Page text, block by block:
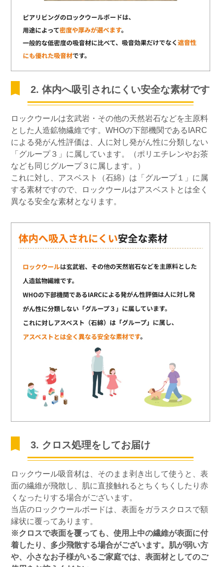
2. 体内へ吸引されにくい安全な素材です
ロックウールは玄武岩・その他の天然岩石などを主原料
とした人造鉱物繊維です。WHOの下部機関であるIARC
による発がん性評価は、人に対し発がん性に分類しない
「グループ３」に属しています。（ポリエチレンやお茶
なども同じグループ３に属します。）
これに対し、アスベスト（石綿）は「グループ１」に属
する素材ですので、ロックウールはアスベストとは全く
異なる安全な素材となります。
3. クロス処理をしてお届け
ロックウール吸音材は、そのまま剥き出して使うと、表
面の繊維が飛散し、肌に直接触れるとちくちくしたり赤
くなったりする場合がございます。
当店のロックウールボードは、表面をガラスクロスで額
縁状に覆ってあります。
※クロスで表面を覆っても、使用上中の繊維が表面に付
着したり、多少飛散する場合がございます。肌が弱い方
や、小さなお子様がいるご家庭では、表面材としてのご